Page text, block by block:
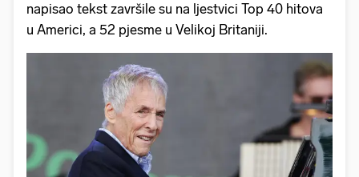
napisao tekst završile su na ljestvici Top 40 hitova
u Americi, a 52 pjesme u Velikoj Britaniji.